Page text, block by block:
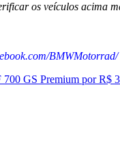
os veículos acima
BMWMotorrad/
GS Premium por R$